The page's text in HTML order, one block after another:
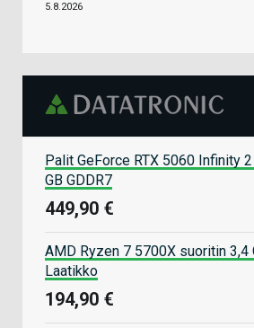
5.8.2026
Palit GeForce RTX 5060 Infinity
GB GDDR7
449,90 €
AMD Ryzen 7 5700X suoritin 3,4
Laatikko
194,90 €